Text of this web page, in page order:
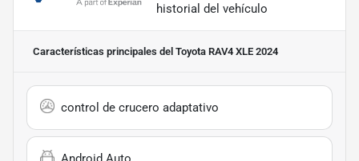
historial del vehículo
Características principales del Toyota RAV4 XLE 2024
control de crucero adaptativo